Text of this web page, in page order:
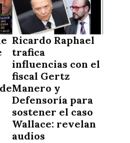
Ricardo Raphael
trafica
influencias con el
fiscal Gertz
Manero y
Defensoría para
sostener el caso
Wallace: revelan
audios